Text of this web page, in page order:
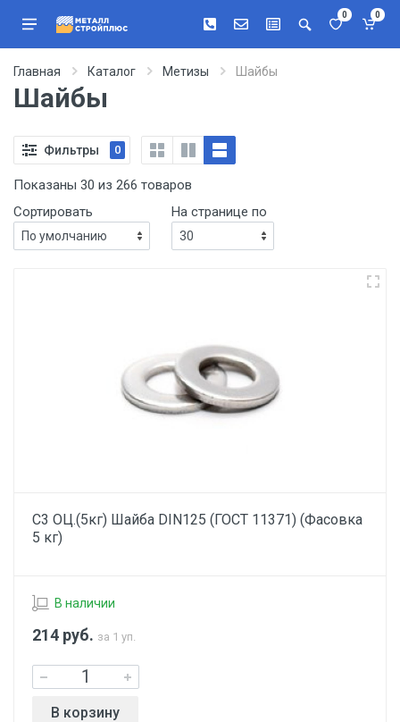
0 0
Главная Каталог Метизы Шайбы
Шайбы
Фильтры 0
Показаны 30 из 266 товаров
Сортировать
На странице по
С3 ОЦ.(5кг) Шайба DIN125 (ГОСТ 11371) (Фасовка
5 кг)
В наличии
214 руб. за 1 уп.
В корзину